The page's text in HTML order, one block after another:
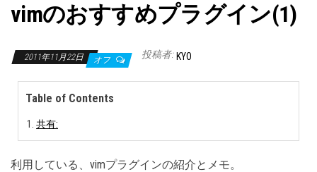
vimのおすすめプラグイン(1)
2011年11月22日 オフ 投稿者: KYO
Table of Contents
共有:
利用している、vimプラグインの紹介とメモ。